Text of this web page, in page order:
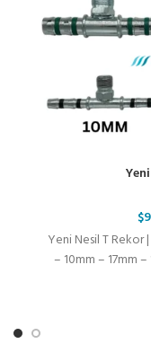
$
Yeni Nesil T Rekor
– 10mm – 17mm